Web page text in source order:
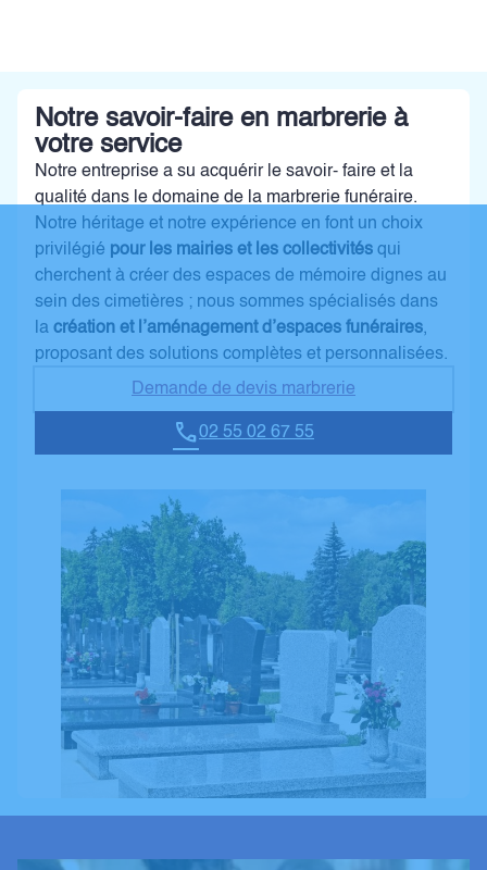
Notre savoir-faire en marbrerie à
votre service
Notre entreprise a su acquérir le savoir- faire et la
qualité dans le domaine de la marbrerie funéraire.
Notre héritage et notre expérience en font un choix
privilégié pour les mairies et les collectivités qui
cherchent à créer des espaces de mémoire dignes au
sein des cimetières ; nous sommes spécialisés dans
la création et l’aménagement d’espaces funéraires,
proposant des solutions complètes et personnalisées.
Demande de devis marbrerie
02 55 02 67 55